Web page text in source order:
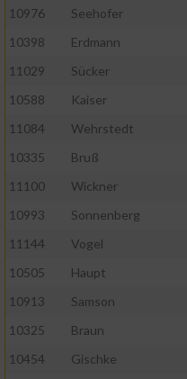
10976
Seehofer
10398
Erdmann
11029
Sücker
10588
Kaiser
11084
Wehrstedt
10335
Bruß
11100
Wickner
10993
Sonnenberg
11144
Vogel
10505
Haupt
10913
Samson
10325
Braun
10454
Gischke